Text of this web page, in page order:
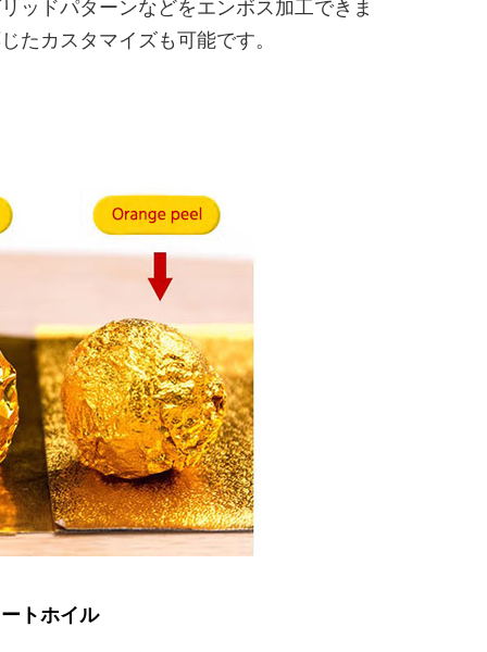
ッドパターンなどをエンボス加工できま
たカスタマイズも可能です。
トホイル